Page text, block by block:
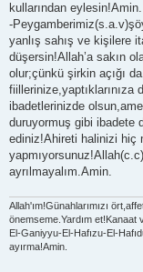
kullarından eylesin!Amin.
-
yanlış sahış ve kişilere
düşersin!Allah’a sakın
olur;çünkü şirkin açığı
fiillerinize,yaptıklarınıza
ibadetlerinizde
duruyormuş gibi ibadete
ediniz!Ahireti halinizi hiç
ayrılmayalım.Amin.
Allah'ım!Günahlarımızı
önemseme.Yardım
El-Ganiyyu-El-Hafızu-El-
ayırma!Amin.